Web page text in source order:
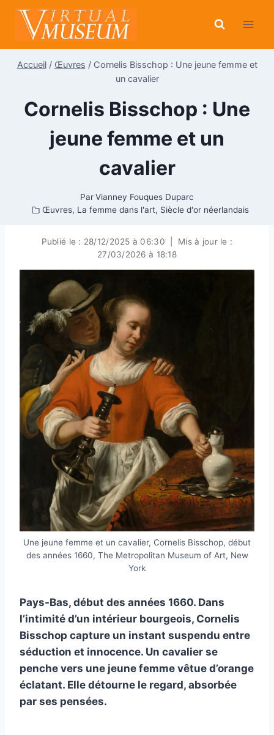
Aller
contenu
Accueil / Œuvres / Cornelis Bisschop : Une jeune femme et
un cavalier
Cornelis Bisschop : Une
jeune femme et un
cavalier
ParVianney Fouques Duparc
Œuvres, La femme dans l'art, Siècle d'or néerlandais
Publié le : 28/12/2025 à 06:30
Mis à jour le :
27/03/2026 à 18:18
Une jeune femme et un cavalier, Cornelis Bisschop, début
des années 1660, The Metropolitan Museum of Art, New
York
Pays-Bas, début des années 1660. Dans
l’intimité d’un intérieur bourgeois, Cornelis
Bisschop capture un instant suspendu entre
séduction et innocence. Un cavalier se
penche vers une jeune femme vêtue d’orange
éclatant. Elle détourne le regard, absorbée
par ses pensées.